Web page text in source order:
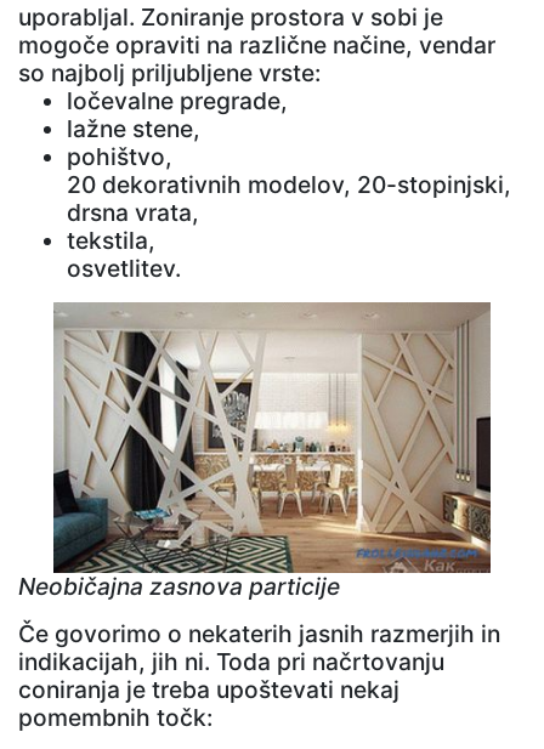
uporabljal. Zoniranje prostora v sobi je
mogoče opraviti na različne načine, vendar
so najbolj priljubljene vrste:
ločevalne pregrade,
lažne stene,
pohištvo,
20 dekorativnih modelov, 20-stopinjski,
drsna vrata,
tekstila,
osvetlitev.
Neobičajna zasnova particije
Če govorimo o nekaterih jasnih razmerjih in
indikacijah, jih ni. Toda pri načrtovanju
coniranja je treba upoštevati nekaj
pomembnih točk: